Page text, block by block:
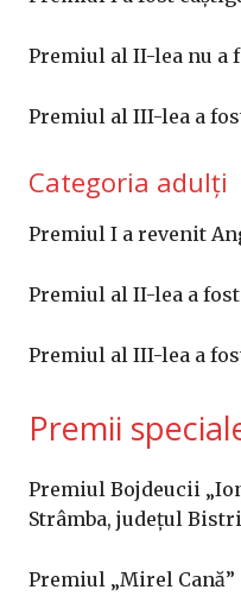
Premiul al II-lea nu a
Premiul al III-lea a
Categoria adulți
Premiul I a revenit
Premiul al II-lea a
Premiul al III-lea a
Premii
Premiul Bojdeucii
Strâmba, județul
Premiul „Mirel